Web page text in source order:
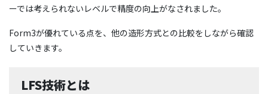
ーでは考えられないレベルで精度の向上がなされました。
Form3が優れている点を、他の造形方式との比較をしながら確認
していきます。
LFS技術とは